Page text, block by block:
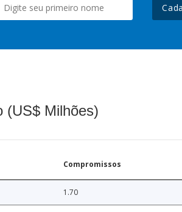
(US$ Milhões)
Compromissos
1.70